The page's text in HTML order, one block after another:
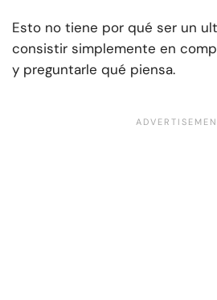
Esto no tiene por qué ser un
consistir simplemente en
y preguntarle qué piensa.